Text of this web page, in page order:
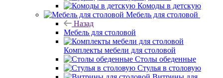
Комоды в детскую
Мебель для столовой
Назад
Мебель для столовой
Комплекты мебели для столовой
Столы обеденные
Стулья в столовую